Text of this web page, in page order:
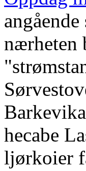
nærheten
hecabe
ljørkoier